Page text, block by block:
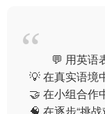
💬 用英语
💡 在真实语境
🤝 在小组合作